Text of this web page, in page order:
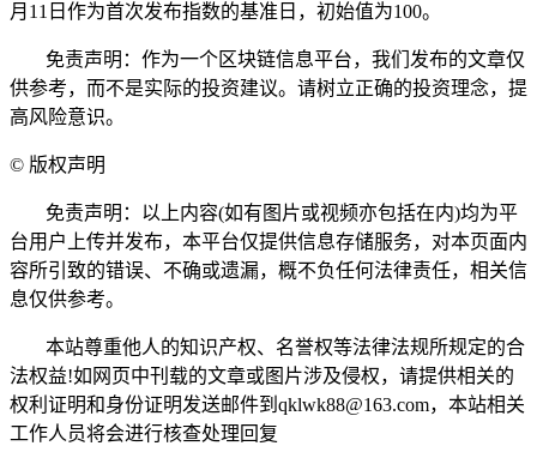
月11日作为首次发布指数的基准日，初始值为100。
免责声明：作为一个区块链信息平台，我们发布的文章仅
供参考，而不是实际的投资建议。请树立正确的投资理念，提
高风险意识。
© 版权声明
免责声明：以上内容(如有图片或视频亦包括在内)均为平
台用户上传并发布，本平台仅提供信息存储服务，对本页面内
容所引致的错误、不确或遗漏，概不负任何法律责任，相关信
息仅供参考。
本站尊重他人的知识产权、名誉权等法律法规所规定的合
法权益!如网页中刊载的文章或图片涉及侵权，请提供相关的
权利证明和身份证明发送邮件到qklwk88@163.com，本站相关
工作人员将会进行核查处理回复